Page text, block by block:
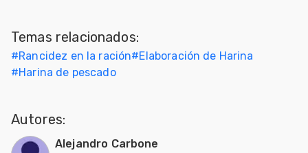
Micotoxinas
Porcicultura
Temas relacionados:
#Rancidez en la ración#Elaboración de Harina
#Harina de pescado
Autores:
Alejandro Carbone